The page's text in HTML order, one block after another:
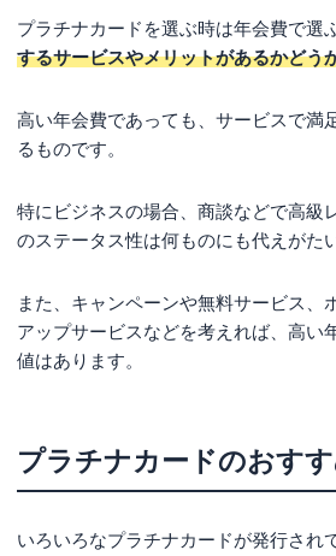
プラチナカードを選ぶ時は年会費で選
するサービスやメリットがあるかどう
高い年会費であっても、サービスで満
るものです。
特にビジネスの場合、商談などで高級
のステータス性は何ものにも代えがた
また、キャンペーンや無料サービス、
アップサービスなどを考えれば、高い
値はあります。
プラチナカードのおすす
いろいろなプラチナカードが発行され